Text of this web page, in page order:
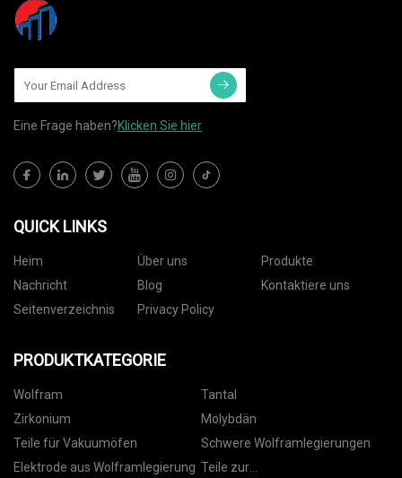
Eine Frage haben?Klicken Sie hier
QUICK LINKS
Heim Über uns
Produkte
Nachricht
Blog
Kontaktiere uns
Seitenverzeichnis
Privacy Policy
PRODUKTKATEGORIE
Wolfram
Tantal
Zirkonium
Molybdän
Teile für Vakuumöfen
Schwere Wolframlegierungen
Elektrode aus Wolframlegierung Teile zur